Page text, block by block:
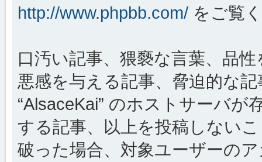
http://www.phpbb.com/ をご覧
口汚い記事、猥褻な言葉、品
悪感を与える記事、脅迫的な
“AlsaceKai” のホストサーバが
する記事、以上を投稿しない
破った場合、対象ユーザーの